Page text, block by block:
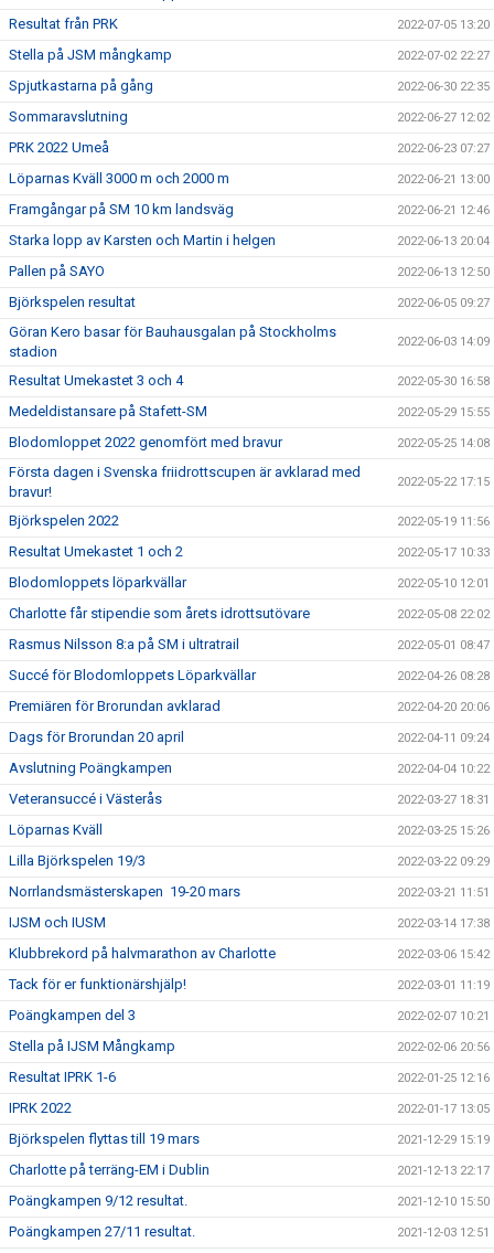
Resultat från PRK 2022-07-05 13:20
Stella på JSM mångkamp 2022-07-02 22:27
Spjutkastarna på gång 2022-06-30 22:35
Sommaravslutning 2022-06-27 12:02
PRK 2022 Umeå 2022-06-23 07:27
Löparnas Kväll 3000 m och 2000 m 2022-06-21 13:00
Framgångar på SM 10 km landsväg 2022-06-21 12:46
Starka lopp av Karsten och Martin i helgen 2022-06-13 20:04
Pallen på SAYO 2022-06-13 12:50
Björkspelen resultat 2022-06-05 09:27
Göran Kero basar för Bauhausgalan på Stockholms
stadion
2022-06-03 14:09
Resultat Umekastet 3 och 4 2022-05-30 16:58
Medeldistansare på Stafett-SM 2022-05-29 15:55
Blodomloppet 2022 genomfört med bravur 2022-05-25 14:08
Första dagen i Svenska friidrottscupen är avklarad med
bravur!
2022-05-22 17:15
Björkspelen 2022 2022-05-19 11:56
Resultat Umekastet 1 och 2 2022-05-17 10:33
Blodomloppets löparkvällar 2022-05-10 12:01
Charlotte får stipendie som årets idrottsutövare 2022-05-08 22:02
Rasmus Nilsson 8:a på SM i ultratrail 2022-05-01 08:47
Succé för Blodomloppets Löparkvällar 2022-04-26 08:28
Premiären för Brorundan avklarad 2022-04-20 20:06
Dags för Brorundan 20 april 2022-04-11 09:24
Avslutning Poängkampen 2022-04-04 10:22
Veteransuccé i Västerås 2022-03-27 18:31
Löparnas Kväll 2022-03-25 15:26
Lilla Björkspelen 19/3 2022-03-22 09:29
Norrlandsmästerskapen 19-20 mars 2022-03-21 11:51
IJSM och IUSM 2022-03-14 17:38
Klubbrekord på halvmarathon av Charlotte 2022-03-06 15:42
Tack för er funktionärshjälp! 2022-03-01 11:19
Poängkampen del 3 2022-02-07 10:21
Stella på IJSM Mångkamp 2022-02-06 20:56
Resultat IPRK 1-6 2022-01-25 12:16
IPRK 2022 2022-01-17 13:05
Björkspelen flyttas till 19 mars 2021-12-29 15:19
Charlotte på terräng-EM i Dublin 2021-12-13 22:17
Poängkampen 9/12 resultat. 2021-12-10 15:50
Poängkampen 27/11 resultat. 2021-12-03 12:51